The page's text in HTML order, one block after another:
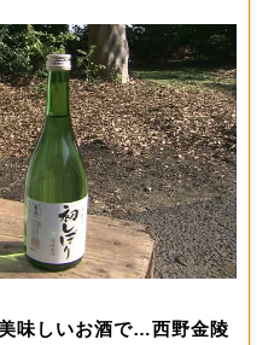
味しいお酒で…西野金陵